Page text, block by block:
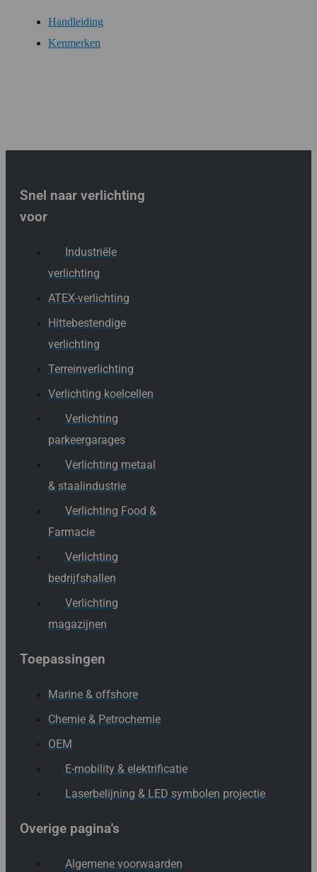
Handleiding
Kenmerken
Snel naar verlichting
voor
Industriële
verlichting
ATEX-verlichting
Hittebestendige
verlichting
Terreinverlichting
Verlichting koelcellen
Verlichting
parkeergarages
Verlichting metaal
& staalindustrie
Verlichting Food &
Farmacie
Verlichting
bedrijfshallen
Verlichting
magazijnen
Toepassingen
Marine & offshore
Chemie & Petrochemie
OEM
E-mobility & elektrificatie
Laserbelijning & LED symbolen projectie
Overige pagina's
Algemene voorwaarden